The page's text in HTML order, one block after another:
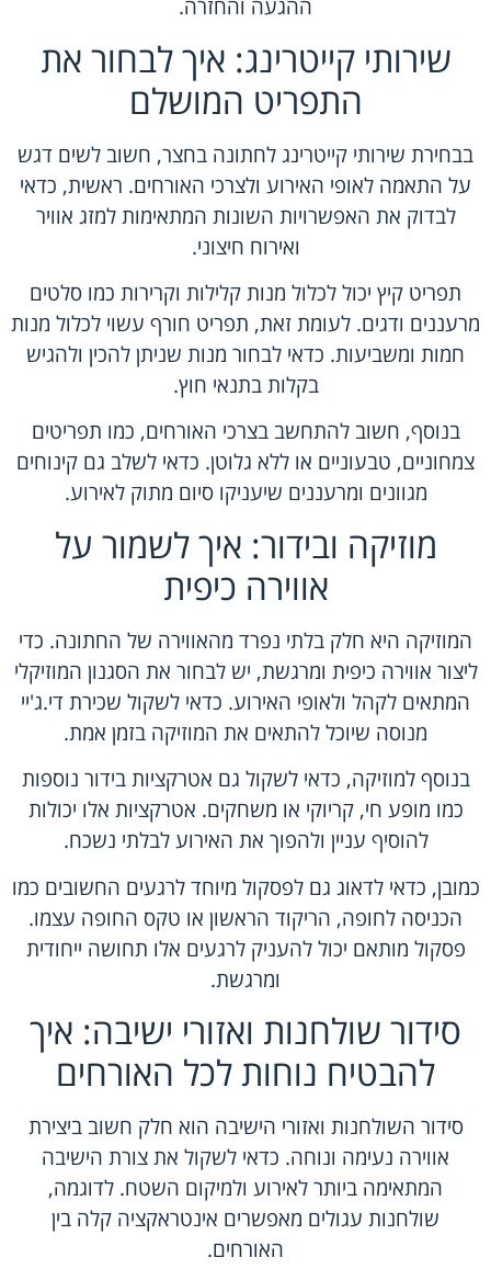
ההגעה והחזרה.
שירותי קייטרינג: איך לבחור את
התפריט המושלם
בבחירת שירותי קייטרינג לחתונה בחצר, חשוב לשים דגש
על התאמה לאופי האירוע ולצרכי האורחים. ראשית, כדאי
לבדוק את האפשרויות השונות המתאימות למזג אוויר
ואירוח חיצוני.
תפריט קיץ יכול לכלול מנות קלילות וקרירות כמו סלטים
מרעננים ודגים. לעומת זאת, תפריט חורף עשוי לכלול מנות
חמות ומשביעות. כדאי לבחור מנות שניתן להכין ולהגיש
בקלות בתנאי חוץ.
בנוסף, חשוב להתחשב בצרכי האורחים, כמו תפריטים
צמחוניים, טבעוניים או ללא גלוטן. כדאי לשלב גם קינוחים
מגוונים ומרעננים שיעניקו סיום מתוק לאירוע.
מוזיקה ובידור: איך לשמור על
אווירה כיפית
המוזיקה היא חלק בלתי נפרד מהאווירה של החתונה. כדי
ליצור אווירה כיפית ומרגשת, יש לבחור את הסגנון המוזיקלי
המתאים לקהל ולאופי האירוע. כדאי לשקול שכירת די.ג'יי
מנוסה שיוכל להתאים את המוזיקה בזמן אמת.
בנוסף למוזיקה, כדאי לשקול גם אטרקציות בידור נוספות
כמו מופע חי, קריוקי או משחקים. אטרקציות אלו יכולות
להוסיף עניין ולהפוך את האירוע לבלתי נשכח.
כמובן, כדאי לדאוג גם לפסקול מיוחד לרגעים החשובים כמו
הכניסה לחופה, הריקוד הראשון או טקס החופה עצמו.
פסקול מותאם יכול להעניק לרגעים אלו תחושה ייחודית
ומרגשת.
סידור שולחנות ואזורי ישיבה: איך
להבטיח נוחות לכל האורחים
סידור השולחנות ואזורי הישיבה הוא חלק חשוב ביצירת
אווירה נעימה ונוחה. כדאי לשקול את צורת הישיבה
המתאימה ביותר לאירוע ולמיקום השטח. לדוגמה,
שולחנות עגולים מאפשרים אינטראקציה קלה בין
האורחים.